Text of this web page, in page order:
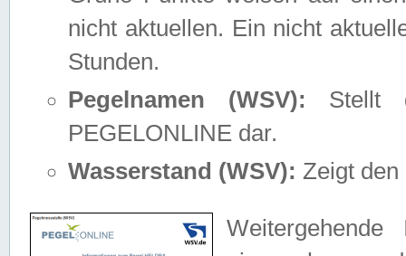
nicht aktuellen. Ein nicht
Stunden.
Pegelnamen (WSV): Stellt
PEGELONLINE dar.
Wasserstand (WSV): Zeigt den